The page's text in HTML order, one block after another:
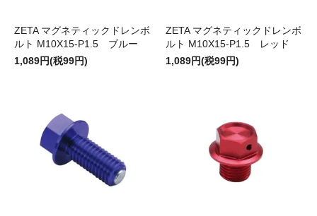
ZETA マグネティックドレンボ
ルト M10X15-P1.5 ブルー
1,089円(税99円)
ZETA マグネティックドレンボ
ルト M10X15-P1.5 レッド
1,089円(税99円)